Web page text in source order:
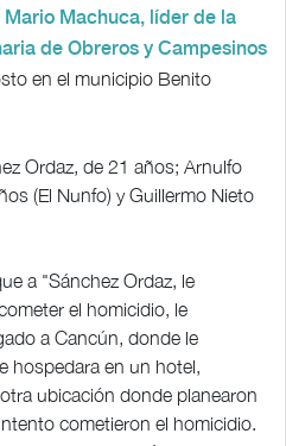
Machuca, líder de la
de Obreros y Campesinos
en el municipio Benito
Ordaz, de 21 años; Arnulfo
(El Nunfo) y Guillermo Nieto
a "Sánchez Ordaz, le
el homicidio, le
a Cancún, donde le
hospedara en un hotel,
ubicación donde planearon
cometieron el homicidio.